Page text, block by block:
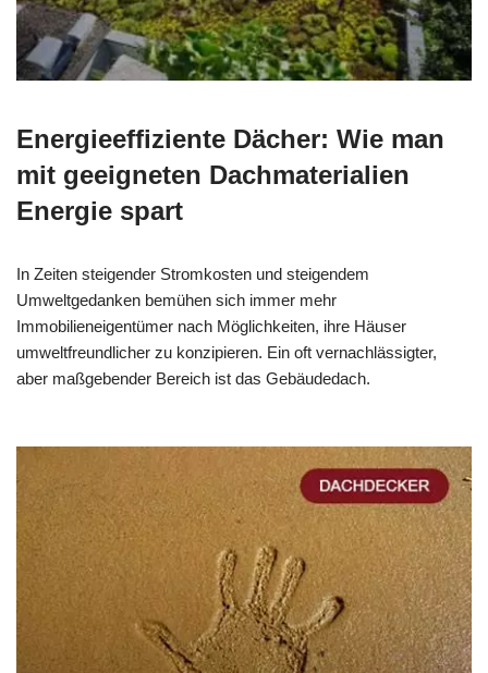
Energieeffiziente Dächer: Wie man
mit geeigneten Dachmaterialien
Energie spart
In Zeiten steigender Stromkosten und steigendem
Umweltgedanken bemühen sich immer mehr
Immobilieneigentümer nach Möglichkeiten, ihre Häuser
umweltfreundlicher zu konzipieren. Ein oft vernachlässigter,
aber maßgebender Bereich ist das Gebäudedach.